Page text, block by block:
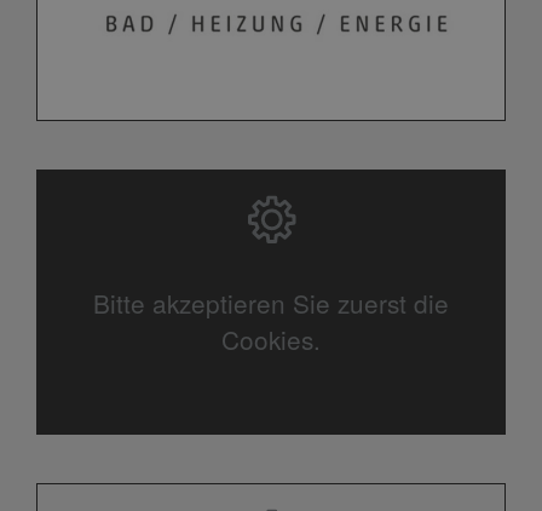
Bitte akzeptieren Sie zuerst die
Cookies.